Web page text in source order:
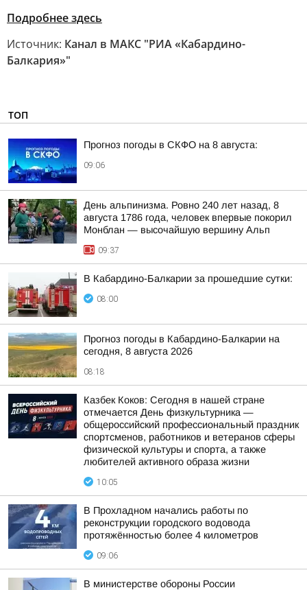
Подробнее здесь
Источник: Канал в МАКС "РИА «Кабардино-
Балкария»"
ТОП
Прогноз погоды в СКФО на 8 августа:
09:06
День альпинизма. Ровно 240 лет назад, 8
августа 1786 года, человек впервые покорил
Монблан — высочайшую вершину Альп
09:37
В Кабардино-Балкарии за прошедшие сутки:
08:00
Прогноз погоды в Кабардино-Балкарии на
сегодня, 8 августа 2026
08:18
Казбек Коков: Сегодня в нашей стране
отмечается День физкультурника —
общероссийский профессиональный праздник
спортсменов, работников и ветеранов сферы
физической культуры и спорта, а также
любителей активного образа жизни
10:05
В Прохладном начались работы по
реконструкции городского водовода
протяжённостью более 4 километров
09:06
В министерстве обороны России